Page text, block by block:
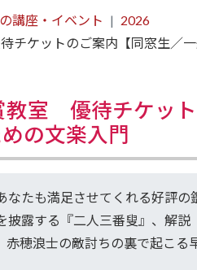
講座・イベント
2026
ケットのご案内【同窓生／
教室 優待チケッ
の文楽入門
たも満足させてくれる好評の
露する『二人三番叟』、解説
赤穂浪士の敵討ちの裏で起こる